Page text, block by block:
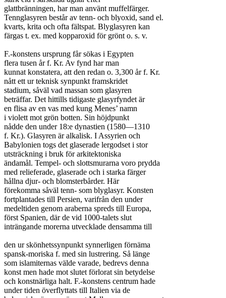
glattbränningen, har man använt muffelfärger.
Tennglasyren består av tenn- och blyoxid, sand el.
kvarts, krita och ofta fältspat. Blyglasyren kan
färgas t. ex. med kopparoxid för grönt o. s. v.
F.-konstens ursprung får sökas i Egypten
flera tusen år f. Kr. Av fynd har man
kunnat konstatera, att den redan o. 3,300 år f. Kr.
nått ett ur teknisk synpunkt framskridet
stadium, såväl vad massan som glasyren
beträffar. Det hittills tidigaste glasyrfyndet är
en flisa av en vas med kung Menes’ namn
i violett mot grön botten. Sin höjdpunkt
nådde den under 18:e dynastien (1580—1310
f. Kr.). Glasyren är alkalisk. I Assyrien och
Babylonien togs det glaserade lergodset i stor
utsträckning i bruk för arkitektoniska
ändamål. Tempel- och slottsmurarna voro prydda
med relieferade, glaserade och i starka färger
hållna djur- och blomsterbårder. Här
förekomma såväl tenn- som blyglasyr. Konsten
fortplantades till Persien, varifrån den under
medeltiden genom araberna spreds till Europa,
först Spanien, där de vid 1000-talets slut
inträngande morerna utvecklade densamma till
den ur skönhetssynpunkt synnerligen förnäma
spansk-moriska f. med sin lustrering. Så länge
som islamiternas välde varade, bedrevs denna
konst men hade mot slutet förlorat sin betydelse
och konstnärliga halt. F.-konstens centrum hade
under tiden överflyttats till Italien via de